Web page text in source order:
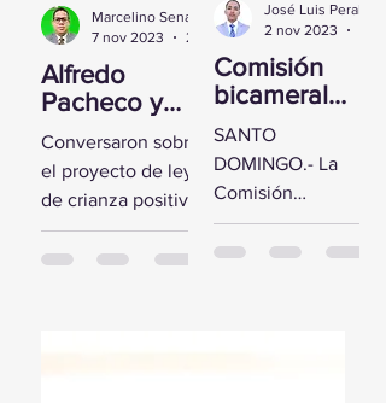
Alfredo
Pacheco y
comisión de
diputados
reciben a la
Primera
Dama
Conversaron sobre
el proyecto de ley
de crianza positiva
SANTO
DOMINGO.- El
Marcelino Sena
7 nov 2023
Comisión
bicameral
inicia hoy el
estudio del
Presupuesto
General del
Estado 2024
SANTO
DOMINGO.- La
Comisión
Bicameral Especial
iniciará hoy los
José Luis Peralta
2 nov 2023